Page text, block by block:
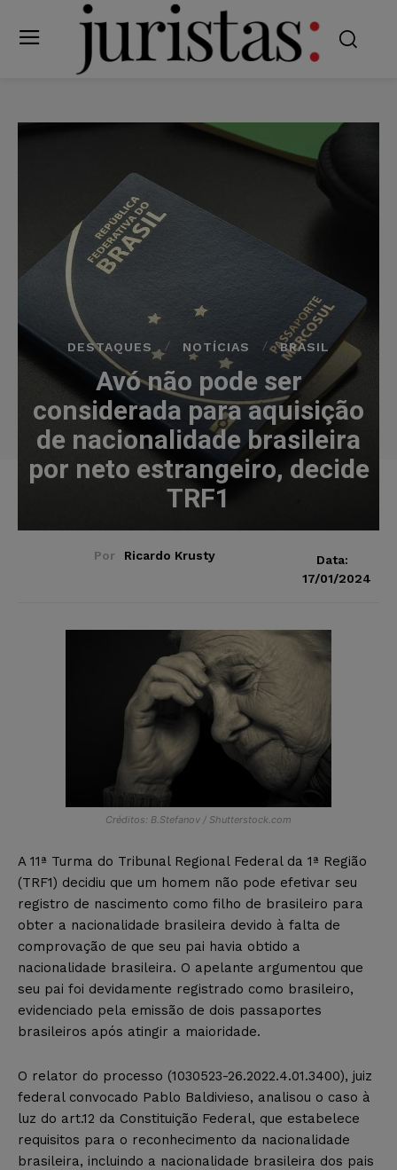
DESTAQUES NOTÍCIAS BRASIL
Avó não pode ser
considerada para aquisição
de nacionalidade brasileira
por neto estrangeiro, decide
TRF1
Por Ricardo Krusty
Data:
17/01/2024
Créditos: B.Stefanov / Shutterstock.com
A 11ª Turma do Tribunal Regional Federal da 1ª Região
(TRF1) decidiu que um homem não pode efetivar seu
registro de nascimento como filho de brasileiro para
obter a nacionalidade brasileira devido à falta de
comprovação de que seu pai havia obtido a
nacionalidade brasileira. O apelante argumentou que
seu pai foi devidamente registrado como brasileiro,
evidenciado pela emissão de dois passaportes
brasileiros após atingir a maioridade.
O relator do processo (1030523-26.2022.4.01.3400), juiz
federal convocado Pablo Baldivieso, analisou o caso à
luz do art.12 da Constituição Federal, que estabelece
requisitos para o reconhecimento da nacionalidade
brasileira, incluindo a nacionalidade brasileira dos pais